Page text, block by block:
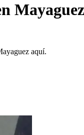
aquí.